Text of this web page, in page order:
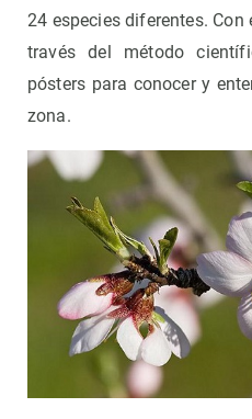
24 especies diferentes.
través del método
pósters para conocer y
zona.